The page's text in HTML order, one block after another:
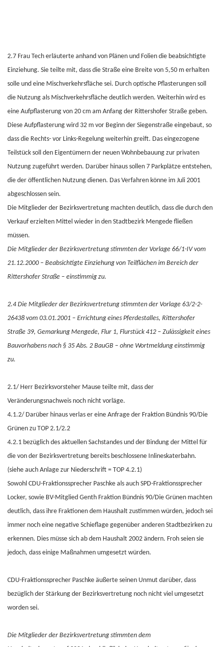
2.7 Frau Tech erläuterte anhand von Plänen und Folien die beabsichtigte
Einziehung. Sie teilte mit, dass die Straße eine Breite von 5,50 m erhalten
solle und eine Mischverkehrsfläche sei. Durch optische Pflasterungen soll
die Nutzung als Mischverkehrsfläche deutlich werden. Weiterhin wird es
eine Aufpflasterung von 20 cm am Anfang der Rittershofer Straße geben.
Diese Aufpflasterung wird 32 m vor Beginn der Siegenstraße eingebaut, so
dass die Rechts- vor Links-Regelung weiterhin greift. Das eingezogene
Teilstück soll den Eigentümern der neuen Wohnbebauung zur privaten
Nutzung zugeführt werden. Darüber hinaus sollen 7 Parkplätze entstehen,
die der öffentlichen Nutzung dienen. Das Verfahren könne im Juli 2001
abgeschlossen sein.
Die Mitglieder der Bezirksvertretung machten deutlich, dass die durch den
Verkauf erzielten Mittel wieder in den Stadtbezirk Mengede fließen
müssen.
Die Mitglieder der Bezirksvertretung stimmten der Vorlage 66/1-IV vom
21.12.2000 – Beabsichtigte Einziehung von Teilflächen im Bereich der
Rittershofer Straße – einstimmig zu.
2.4 Die Mitglieder der Bezirksvertretung stimmten der Vorlage 63/2-2-
26438 vom 03.01.2001 – Errichtung eines Pferdestalles, Rittershofer
Straße 39, Gemarkung Mengede, Flur 1, Flurstück 412 – Zulässigkeit eines
Bauvorhabens nach § 35 Abs. 2 BauGB – ohne Wortmeldung einstimmig
zu.
2.1/ Herr Bezirksvorsteher Mause teilte mit, dass der
Veränderungsnachweis noch nicht vorläge.
4.1.2/ Darüber hinaus verlas er eine Anfrage der Fraktion Bündnis 90/Die
Grünen zu TOP 2.1/2.2
4.2.1 bezüglich des aktuellen Sachstandes und der Bindung der Mittel für
die von der Bezirksvertretung bereits beschlossene Inlineskaterbahn.
(siehe auch Anlage zur Niederschrift = TOP 4.2.1)
Sowohl CDU-Fraktionssprecher Paschke als auch SPD-Fraktionssprecher
Locker, sowie BV-Mitglied Genth Fraktion Bündnis 90/Die Grünen machten
deutlich, dass ihre Fraktionen dem Haushalt zustimmen würden, jedoch sei
immer noch eine negative Schieflage gegenüber anderen Stadtbezirken zu
erkennen. Dies müsse sich ab dem Haushalt 2002 ändern. Froh seien sie
jedoch, dass einige Maßnahmen umgesetzt würden.
CDU-Fraktionssprecher Paschke äußerte seinen Unmut darüber, dass
bezüglich der Stärkung der Bezirksvertretung noch nicht viel umgesetzt
worden sei.
Die Mitglieder der Bezirksvertretung stimmten dem